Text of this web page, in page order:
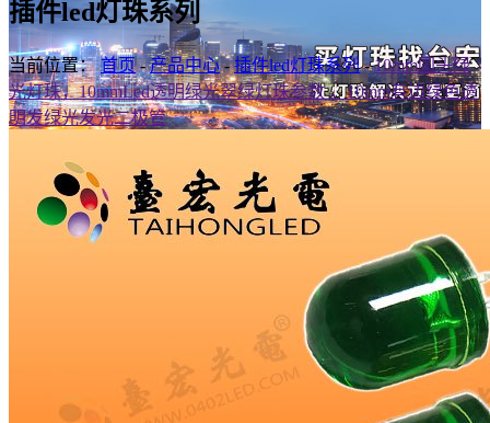
插件led灯珠系列
当前位置：首页-产品中心-插件led灯珠系列-10mm圆头绿
光灯珠，10mmLed透明绿光翠绿灯珠参数 ，10mm有边绿色透
明发绿光发光二极管